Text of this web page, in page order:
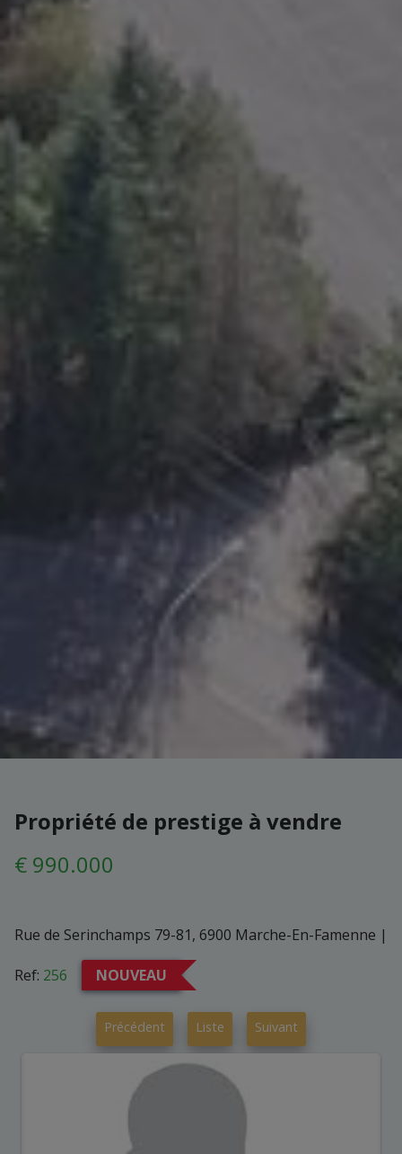
Propriété de prestige à vendre
€ 990.000
Rue de Serinchamps 79-81, 6900 Marche-En-Famenne |
Ref: 256 NOUVEAU
Précédent Liste Suivant